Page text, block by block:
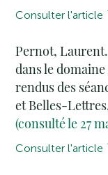
Consulter l'article
Pernot,
dans le
rendus des
et Belles-Lettres,
(consulté le 27
Consulter l'article